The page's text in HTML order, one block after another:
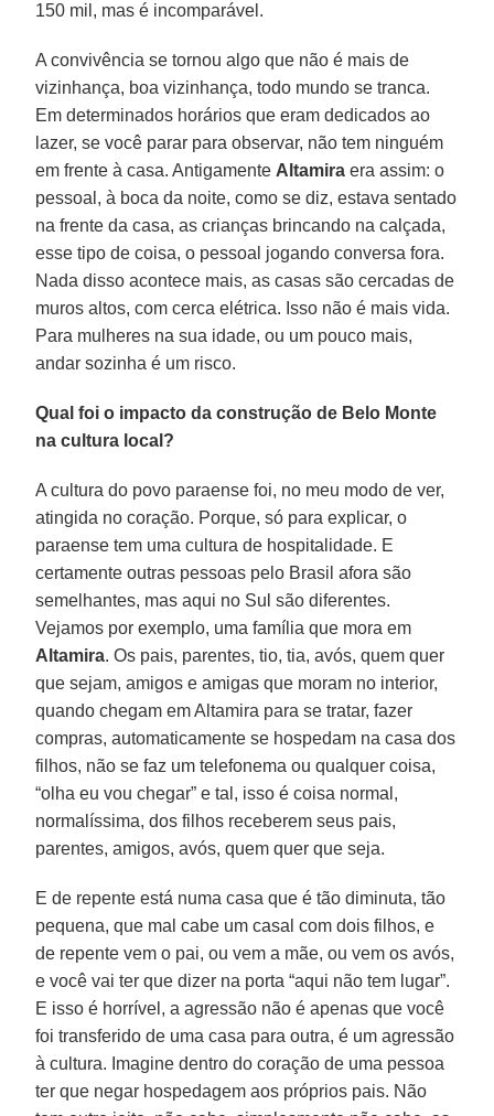
150 mil, mas é incomparável.
A convivência se tornou algo que não é mais de
vizinhança, boa vizinhança, todo mundo se tranca.
Em determinados horários que eram dedicados ao
lazer, se você parar para observar, não tem ninguém
em frente à casa. Antigamente Altamira era assim: o
pessoal, à boca da noite, como se diz, estava sentado
na frente da casa, as crianças brincando na calçada,
esse tipo de coisa, o pessoal jogando conversa fora.
Nada disso acontece mais, as casas são cercadas de
muros altos, com cerca elétrica. Isso não é mais vida.
Para mulheres na sua idade, ou um pouco mais,
andar sozinha é um risco.
Qual foi o impacto da construção de Belo Monte
na cultura local?
A cultura do povo paraense foi, no meu modo de ver,
atingida no coração. Porque, só para explicar, o
paraense tem uma cultura de hospitalidade. E
certamente outras pessoas pelo Brasil afora são
semelhantes, mas aqui no Sul são diferentes.
Vejamos por exemplo, uma família que mora em
Altamira. Os pais, parentes, tio, tia, avós, quem quer
que sejam, amigos e amigas que moram no interior,
quando chegam em Altamira para se tratar, fazer
compras, automaticamente se hospedam na casa dos
filhos, não se faz um telefonema ou qualquer coisa,
“olha eu vou chegar” e tal, isso é coisa normal,
normalíssima, dos filhos receberem seus pais,
parentes, amigos, avós, quem quer que seja.
E de repente está numa casa que é tão diminuta, tão
pequena, que mal cabe um casal com dois filhos, e
de repente vem o pai, ou vem a mãe, ou vem os avós,
e você vai ter que dizer na porta “aqui não tem lugar”.
E isso é horrível, a agressão não é apenas que você
foi transferido de uma casa para outra, é um agressão
à cultura. Imagine dentro do coração de uma pessoa
ter que negar hospedagem aos próprios pais. Não